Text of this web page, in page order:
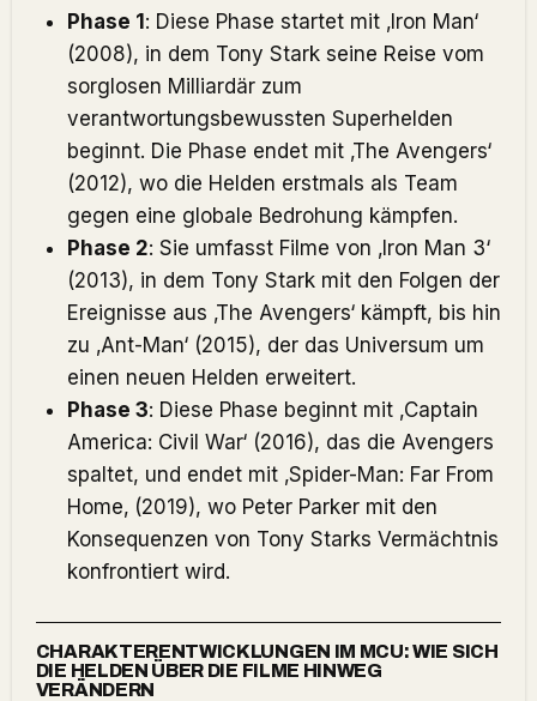
Phase 1: Diese Phase startet mit ‚Iron Man‘
(2008), in dem Tony Stark seine Reise vom
sorglosen Milliardär zum
verantwortungsbewussten Superhelden
beginnt. Die Phase endet mit ‚The Avengers‘
(2012), wo die Helden erstmals als Team
gegen eine globale Bedrohung kämpfen.
Phase 2: Sie umfasst Filme von ‚Iron Man 3‘
(2013), in dem Tony Stark mit den Folgen der
Ereignisse aus ‚The Avengers‘ kämpft, bis hin
zu ‚Ant-Man‘ (2015), der das Universum um
einen neuen Helden erweitert.
Phase 3: Diese Phase beginnt mit ‚Captain
America: Civil War‘ (2016), das die Avengers
spaltet, und endet mit ‚Spider-Man: Far From
Home‚ (2019), wo Peter Parker mit den
Konsequenzen von Tony Starks Vermächtnis
konfrontiert wird.
CHARAKTERENTWICKLUNGEN IM MCU: WIE SICH
DIE HELDEN ÜBER DIE FILME HINWEG
VERÄNDERN